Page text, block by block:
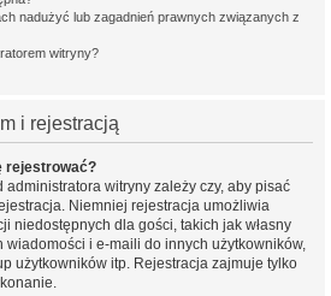
nadużyć lub zagadnień prawnych związanych z
witryny?
i rejestracją
rejestrować?
administratora witryny zależy czy, aby pisać
Niemniej rejestracja umożliwia
niedostępnych dla gości, takich jak własny
wiadomości i e-maili do innych użytkowników,
użytkowników itp. Rejestracja zajmuje tylko